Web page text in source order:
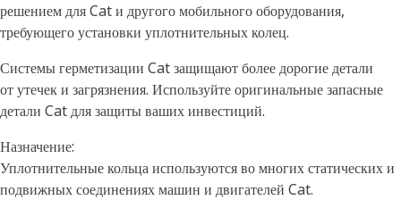
решением для Cat и другого мобильного оборудования,
требующего установки уплотнительных колец.
Системы герметизации Cat защищают более дорогие детали
от утечек и загрязнения. Используйте оригинальные запасные
детали Cat для защиты ваших инвестиций.
Назначение:
Уплотнительные кольца используются во многих статических и
подвижных соединениях машин и двигателей Cat.